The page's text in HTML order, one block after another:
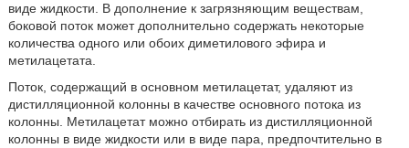
виде жидкости. В дополнение к загрязняющим веществам,
боковой поток может дополнительно содержать некоторые
количества одного или обоих диметилового эфира и
метилацетата.
Поток, содержащий в основном метилацетат, удаляют из
дистилляционной колонны в качестве основного потока из
колонны. Метилацетат можно отбирать из дистилляционной
колонны в виде жидкости или в виде пара, предпочтительно в